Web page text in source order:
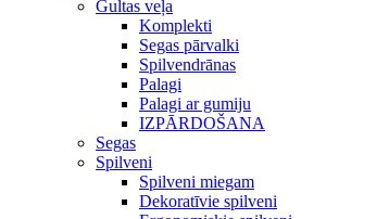
Gultas veļa
Komplekti
Segas pārvalki
Spilvendrānas
Palagi
Palagi ar gumiju
IZPĀRDOŠANA
Segas
Spilveni
Spilveni miegam
Dekoratīvie spilveni